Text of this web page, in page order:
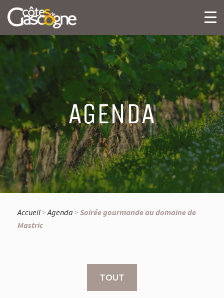
AGENDA
Accueil >Agenda >Soirée gourmande au domaine de
Mastric
TOUT